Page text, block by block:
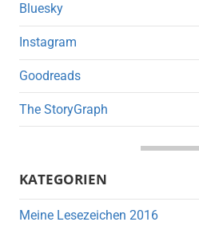
Bluesky
Instagram
Goodreads
The StoryGraph
KATEGORIEN
Meine Lesezeichen 2016